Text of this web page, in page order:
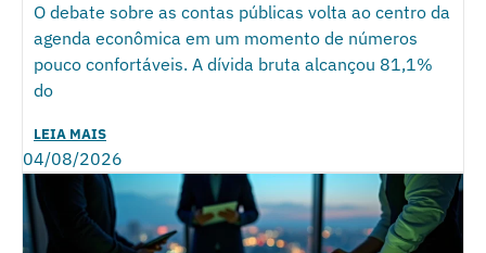
O debate sobre as contas públicas volta ao centro da
agenda econômica em um momento de números
pouco confortáveis. A dívida bruta alcançou 81,1%
do
LEIA MAIS
04/08/2026